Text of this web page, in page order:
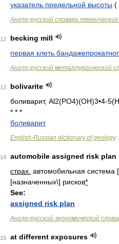
указатель предельной высоты (
Англо-русский словарь
12
becking mill
первая клеть
Англо-русский металлургический
13
bolivarite
боливарит, Al2(PO4)(OH)3•4-
* * *
боливарит
English-Russian dictionary of geology
14
automobile assigned risk plan
страх. автомобильная
[назначенных\] рисков*
See:
assigned risk plan
Англо-русский экономический
15 at different exposures